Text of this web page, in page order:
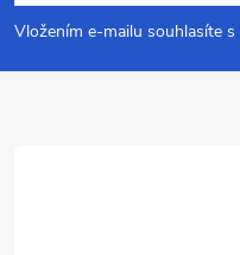
p
a
Vložením e-mailu souhlasíte s